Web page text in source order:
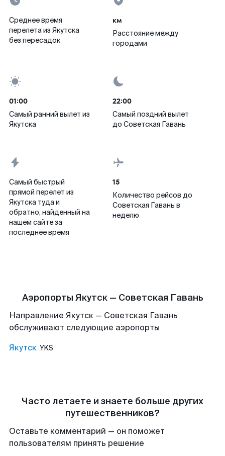
Среднее время
перелета из Якутска
без пересадок
км
Расстояние между
городами
01:00
Самый ранний вылет из
Якутска
22:00
Самый поздний вылет
до Советская Гавань
Самый быстрый
прямой перелет из
Якутска туда и
обратно, найденный на
нашем сайте за
последнее время
15
Количество рейсов до
Советская Гавань в
неделю
Аэропорты Якутск — Советская Гавань
Направление Якутск — Советская Гавань
обслуживают следующие аэропорты
Якутск YKS
Часто летаете и знаете больше других
путешественников?
Оставьте комментарий — он поможет
пользователям принять решение